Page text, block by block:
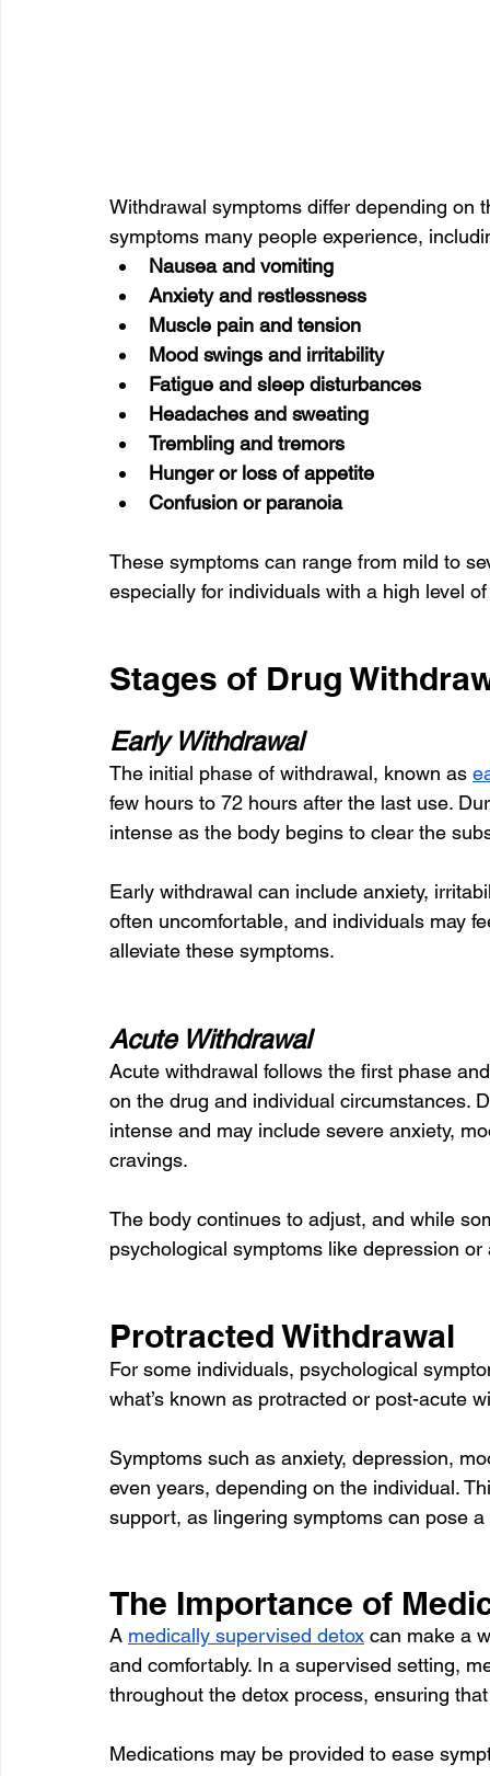
Withdrawal symptoms differ depending
symptoms many people experience,
Nausea and vomiting
Anxiety and restlessness
Muscle pain and tension
Mood swings and irritability
Fatigue and sleep disturbances
Headaches and sweating
Trembling and tremors
Hunger or loss of appetite
Confusion or paranoia
These symptoms can range from mild to
especially for individuals with a high level
Stages of Drug
Early Withdrawal
The initial phase of withdrawal, known as
few hours to 72 hours after the last use.
intense as the body begins to clear the
Early withdrawal can include anxiety,
often uncomfortable, and individuals may
alleviate these symptoms.
Acute Withdrawal
Acute withdrawal follows the first phase
on the drug and individual circumstances.
intense and may include severe anxiety,
cravings.
The body continues to adjust, and while
psychological symptoms like depression
Protracted Withdrawal
For some individuals, psychological
what’s known as protracted or post-acute
Symptoms such as anxiety, depression,
even years, depending on the individual.
support, as lingering symptoms can pose
The Importance of
A medically supervised detox can make a
and comfortably. In a supervised setting,
throughout the detox process, ensuring
Medications may be provided to ease